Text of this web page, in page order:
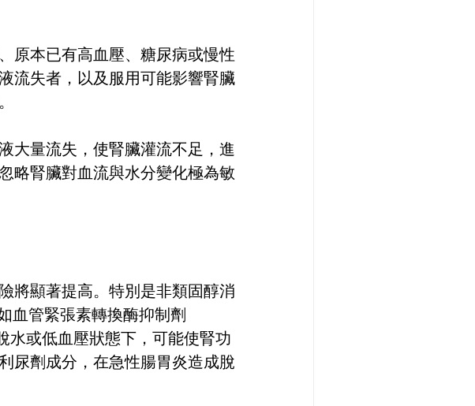
原本已有高血壓、糖尿病或慢性
流失者，以及服用可能影響腎臟
大量流失，使腎臟灌流不足，進
略腎臟對血流與水分變化極為敏
將顯著提高。特別是非類固醇消
血管緊張素轉換酶抑制劑
水或低血壓狀態下，可能使腎功
尿劑成分，在急性腸胃炎造成脫